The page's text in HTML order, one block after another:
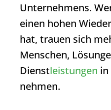
Unternehmens.
einen hohen
hat, trauen sich
Menschen,
Dienstleistungen in
nehmen.